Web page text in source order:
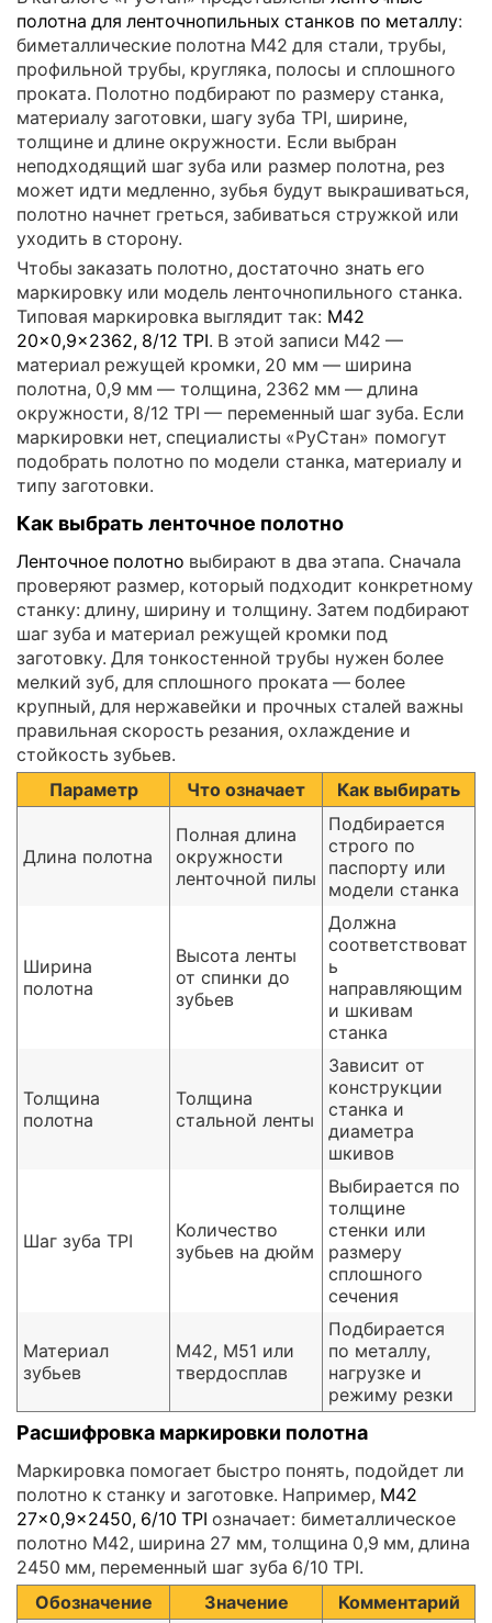
полотна для ленточнопильных станков по металлу:
биметаллические полотна M42 для стали, трубы,
профильной трубы, кругляка, полосы и сплошного
проката. Полотно подбирают по размеру станка,
материалу заготовки, шагу зуба TPI, ширине,
толщине и длине окружности. Если выбран
неподходящий шаг зуба или размер полотна, рез
может идти медленно, зубья будут выкрашиваться,
полотно начнет греться, забиваться стружкой или
уходить в сторону.
Чтобы заказать полотно, достаточно знать его
маркировку или модель ленточнопильного станка.
Типовая маркировка выглядит так: M42
20×0,9×2362, 8/12 TPI. В этой записи M42 —
материал режущей кромки, 20 мм — ширина
полотна, 0,9 мм — толщина, 2362 мм — длина
окружности, 8/12 TPI — переменный шаг зуба. Если
маркировки нет, специалисты «РуСтан» помогут
подобрать полотно по модели станка, материалу и
типу заготовки.
Как выбрать ленточное полотно
Ленточное полотно выбирают в два этапа. Сначала
проверяют размер, который подходит конкретному
станку: длину, ширину и толщину. Затем подбирают
шаг зуба и материал режущей кромки под
заготовку. Для тонкостенной трубы нужен более
мелкий зуб, для сплошного проката — более
крупный, для нержавейки и прочных сталей важны
правильная скорость резания, охлаждение и
стойкость зубьев.
Параметр
Что означает Как выбирать
Длина полотна
Полная длина
окружности
ленточной пилы
Подбирается
строго по
паспорту или
модели станка
Ширина
полотна
Высота ленты
от спинки до
зубьев
Должна
соответствоват
ь
направляющим
и шкивам
станка
Толщина
полотна
Толщина
стальной ленты
Зависит от
конструкции
станка и
диаметра
шкивов
Шаг зуба TPI
Количество
зубьев на дюйм
Выбирается по
толщине
стенки или
размеру
сплошного
сечения
Материал
зубьев
M42, M51 или
твердосплав
Подбирается
по металлу,
нагрузке и
режиму резки
Расшифровка маркировки полотна
Маркировка помогает быстро понять, подойдет ли
полотно к станку и заготовке. Например, M42
27×0,9×2450, 6/10 TPI означает: биметаллическое
полотно M42, ширина 27 мм, толщина 0,9 мм, длина
2450 мм, переменный шаг зуба 6/10 TPI.
Обозначение
Значение Комментарий